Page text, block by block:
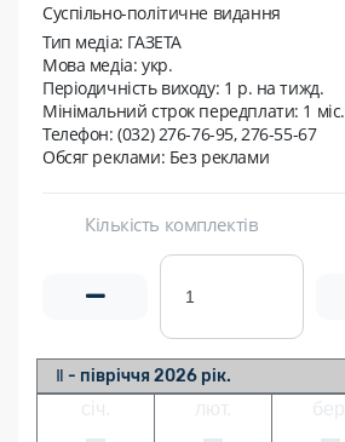
Суспільно-політичне видання
Тип медіа: ГАЗЕТА
Мова медіа: укр.
Періодичність виходу: 1 р. на тижд.
Мінімальний строк передплати: 1 міс.
Телефон: (032) 276-76-95, 276-55-67
Обсяг реклами: Без реклами
Кількість комплектів
Ⅱ - півріччя 2026 рік.